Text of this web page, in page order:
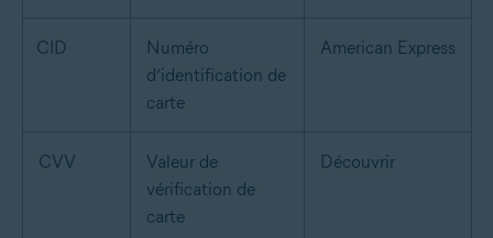
CID
Numéro
d’identification de
carte
American Express
CVV
Valeur de
vérification de
carte
Découvrir